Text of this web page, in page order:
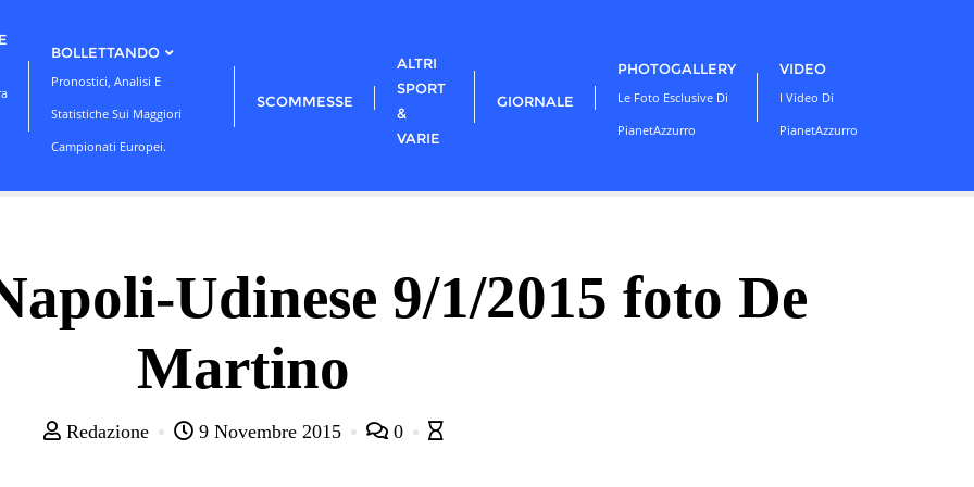
BOLLETTANDO
Pronostici, Analisi E
Statistiche Sui Maggiori
Campionati Europei.
SCOMMESSE
ALTRI
SPORT
&
VARIE
GIORNALE
PHOTOGALLERY
Le Foto Esclusive Di
PianetAzzurro
VIDEO
I Video Di
PianetAzzurro
Udinese 9/1/2015 foto De
Martino
Redazione 9 Novembre 2015 0